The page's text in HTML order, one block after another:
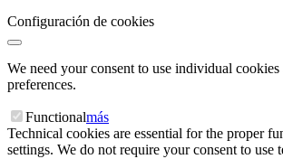
Configuración de cookies
We need your consent to use individual
preferences.
Functionalmás
Technical cookies are essential for the proper
settings. We do not require your consent to